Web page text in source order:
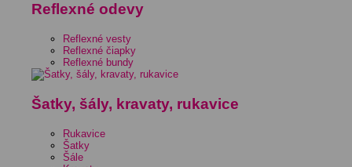
Reflexné odevy
Reflexné vesty
Reflexné čiapky
Reflexné bundy
Šatky, šály, kravaty, rukavice
Rukavice
Šatky
Šále